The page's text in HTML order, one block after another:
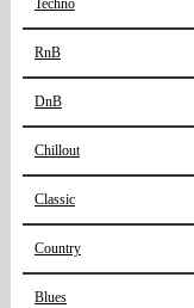
Techno
RnB
DnB
Chillout
Classic
Country
Blues